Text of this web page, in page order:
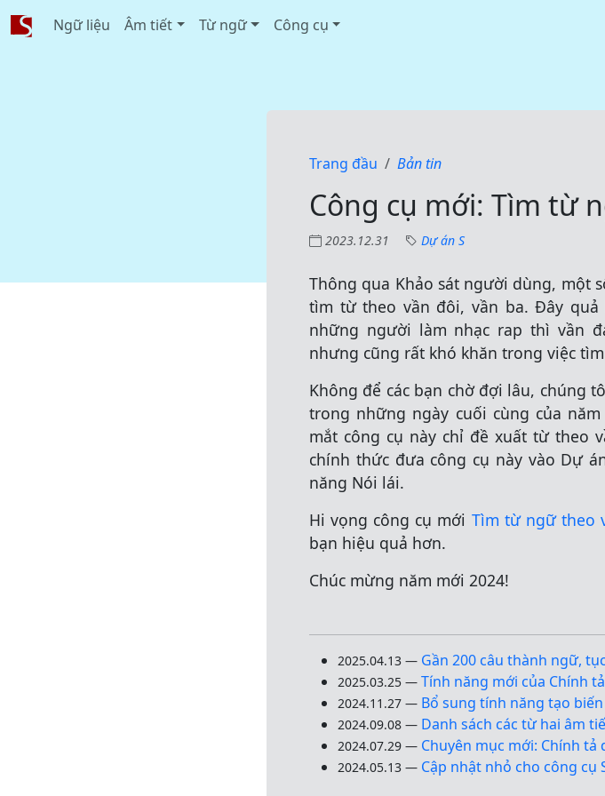
Ngữ liệu Âm tiết Từ ngữ Công cụ
Trang đầu Bản tin
Công cụ mới: Tìm từ
2023.12.31 Dự án S
Thông qua Khảo sát người dùng, một
tìm từ theo vần đôi, vần ba. Đây
những người làm nhạc rap thì vần
nhưng cũng rất khó khăn trong việc
Không để các bạn chờ đợi lâu, chúng
trong những ngày cuối cùng của
mắt công cụ này chỉ đề xuất từ theo
chính thức đưa công cụ này vào Dự
năng Nói lái.
Hi vọng công cụ mới Tìm từ ngữ theo
bạn hiệu quả hơn.
Chúc mừng năm mới 2024!
2025.04.13 — Gần 200 câu thành ngữ,
2025.03.25 — Tính năng mới của Chính
2024.11.27 — Bổ sung tính năng tạo
2024.09.08 — Danh sách các từ hai âm
2024.07.29 — Chuyên mục mới: Chính tả
2024.05.13 — Cập nhật nhỏ cho công cụ